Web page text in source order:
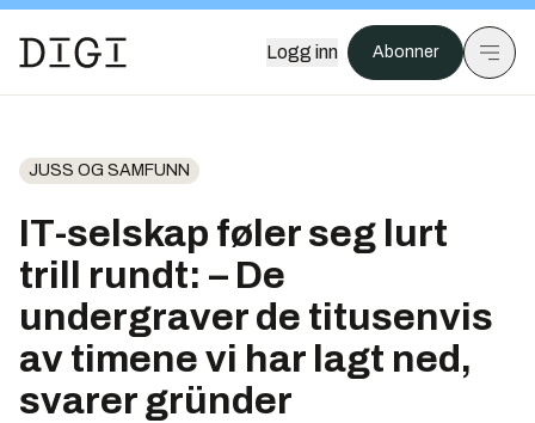
Logg inn Abonner
JUSS OG SAMFUNN
IT-selskap føler seg lurt
trill rundt: – De
undergraver de titusenvis
av timene vi har lagt ned,
svarer gründer